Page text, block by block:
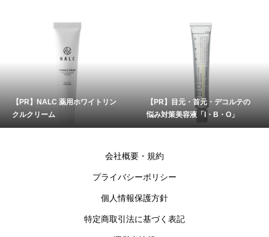
【PR】NALC 薬用ホワイトリン
クルクリーム
【PR】目元・首元・デコルテの
悩み対策美容液「I・B・O」
会社概要・規約
プライバシーポリシー
個人情報保護方針
特定商取引法に基づく表記